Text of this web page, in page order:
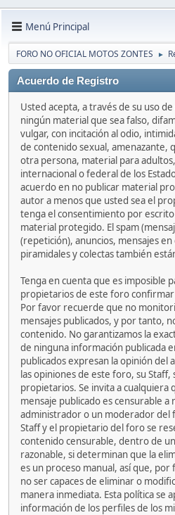
Menú Principal
FORO NO OFICIAL MOTOS ZONTES ►
Acuerdo de Registro
Usted acepta, a través de su uso
ningún material que sea falso,
vulgar, con incitación al odio,
de contenido sexual, amenazante,
otra persona, material para
internacional o federal de los
acuerdo en no publicar material
autor a menos que usted sea el
tenga el consentimiento por
material protegido. El spam
(repetición), anuncios, mensajes
piramidales y colectas también
Tenga en cuenta que es imposible
propietarios de este foro confirmar
Por favor recuerde que no
mensajes publicados, y por tanto,
contenido. No garantizamos la
de ninguna información publicada
publicados expresan la opinión del
las opiniones de este foro, su Staff,
propietarios. Se invita a cualquiera
mensaje publicado es censurable a
administrador o un moderador del
Staff y el propietario del foro se
contenido censurable, dentro de
razonable, si determinan que la
es un proceso manual, así que,
no ser capaces de eliminar o
manera inmediata. Esta política se
información de los perfiles de los